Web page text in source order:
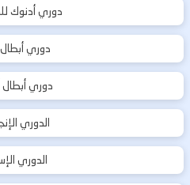
دوري أدنوك
دوري أبطال
دوري أبطال
الدوري
الدوري